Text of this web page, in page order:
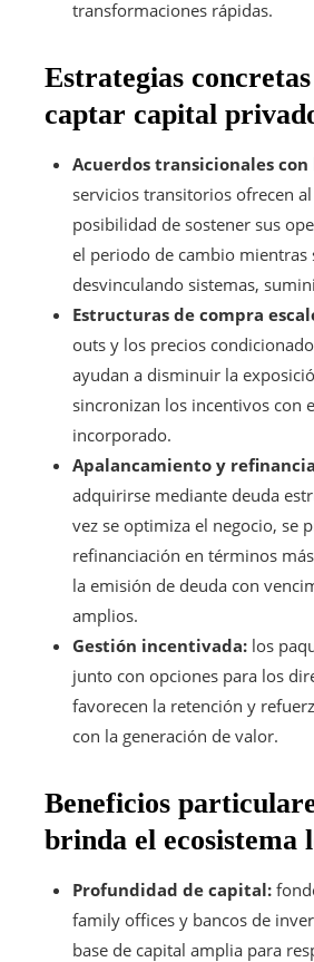
transformaciones rápidas.
Estrategias
captar capital
Acuerdos transicionales
servicios transitorios ofrecen
posibilidad de sostener sus
el periodo de cambio mientras
desvinculando sistemas,
Estructuras de compra
outs y los precios
ayudan a disminuir la
sincronizan los incentivos con
incorporado.
Apalancamiento y
adquirirse mediante deuda
vez se optimiza el negocio, se
refinanciación en términos
la emisión de deuda con
amplios.
Gestión incentivada: los
junto con opciones para los
favorecen la retención y
con la generación de valor.
Beneficios
brinda el ecosistema
Profundidad de capital:
family offices y bancos de
base de capital amplia para